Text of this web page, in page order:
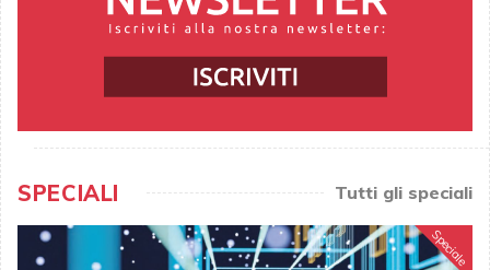
SPECIALI Tutti gli speciali
Speciale